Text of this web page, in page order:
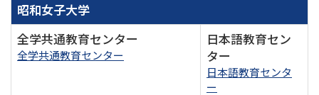
昭和女子大学
全学共通教育センター
全学共通教育センター
日本語教育セン
ター
日本語教育センタ
ー